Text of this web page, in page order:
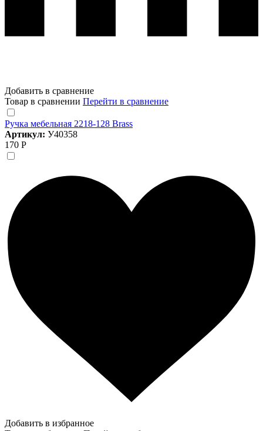
Добавить в сравнение
Товар в сравнении Перейти в сравнение
Ручка мебельная 2218-128 Brass
Артикул: У40358
170 Р
Добавить в избранное